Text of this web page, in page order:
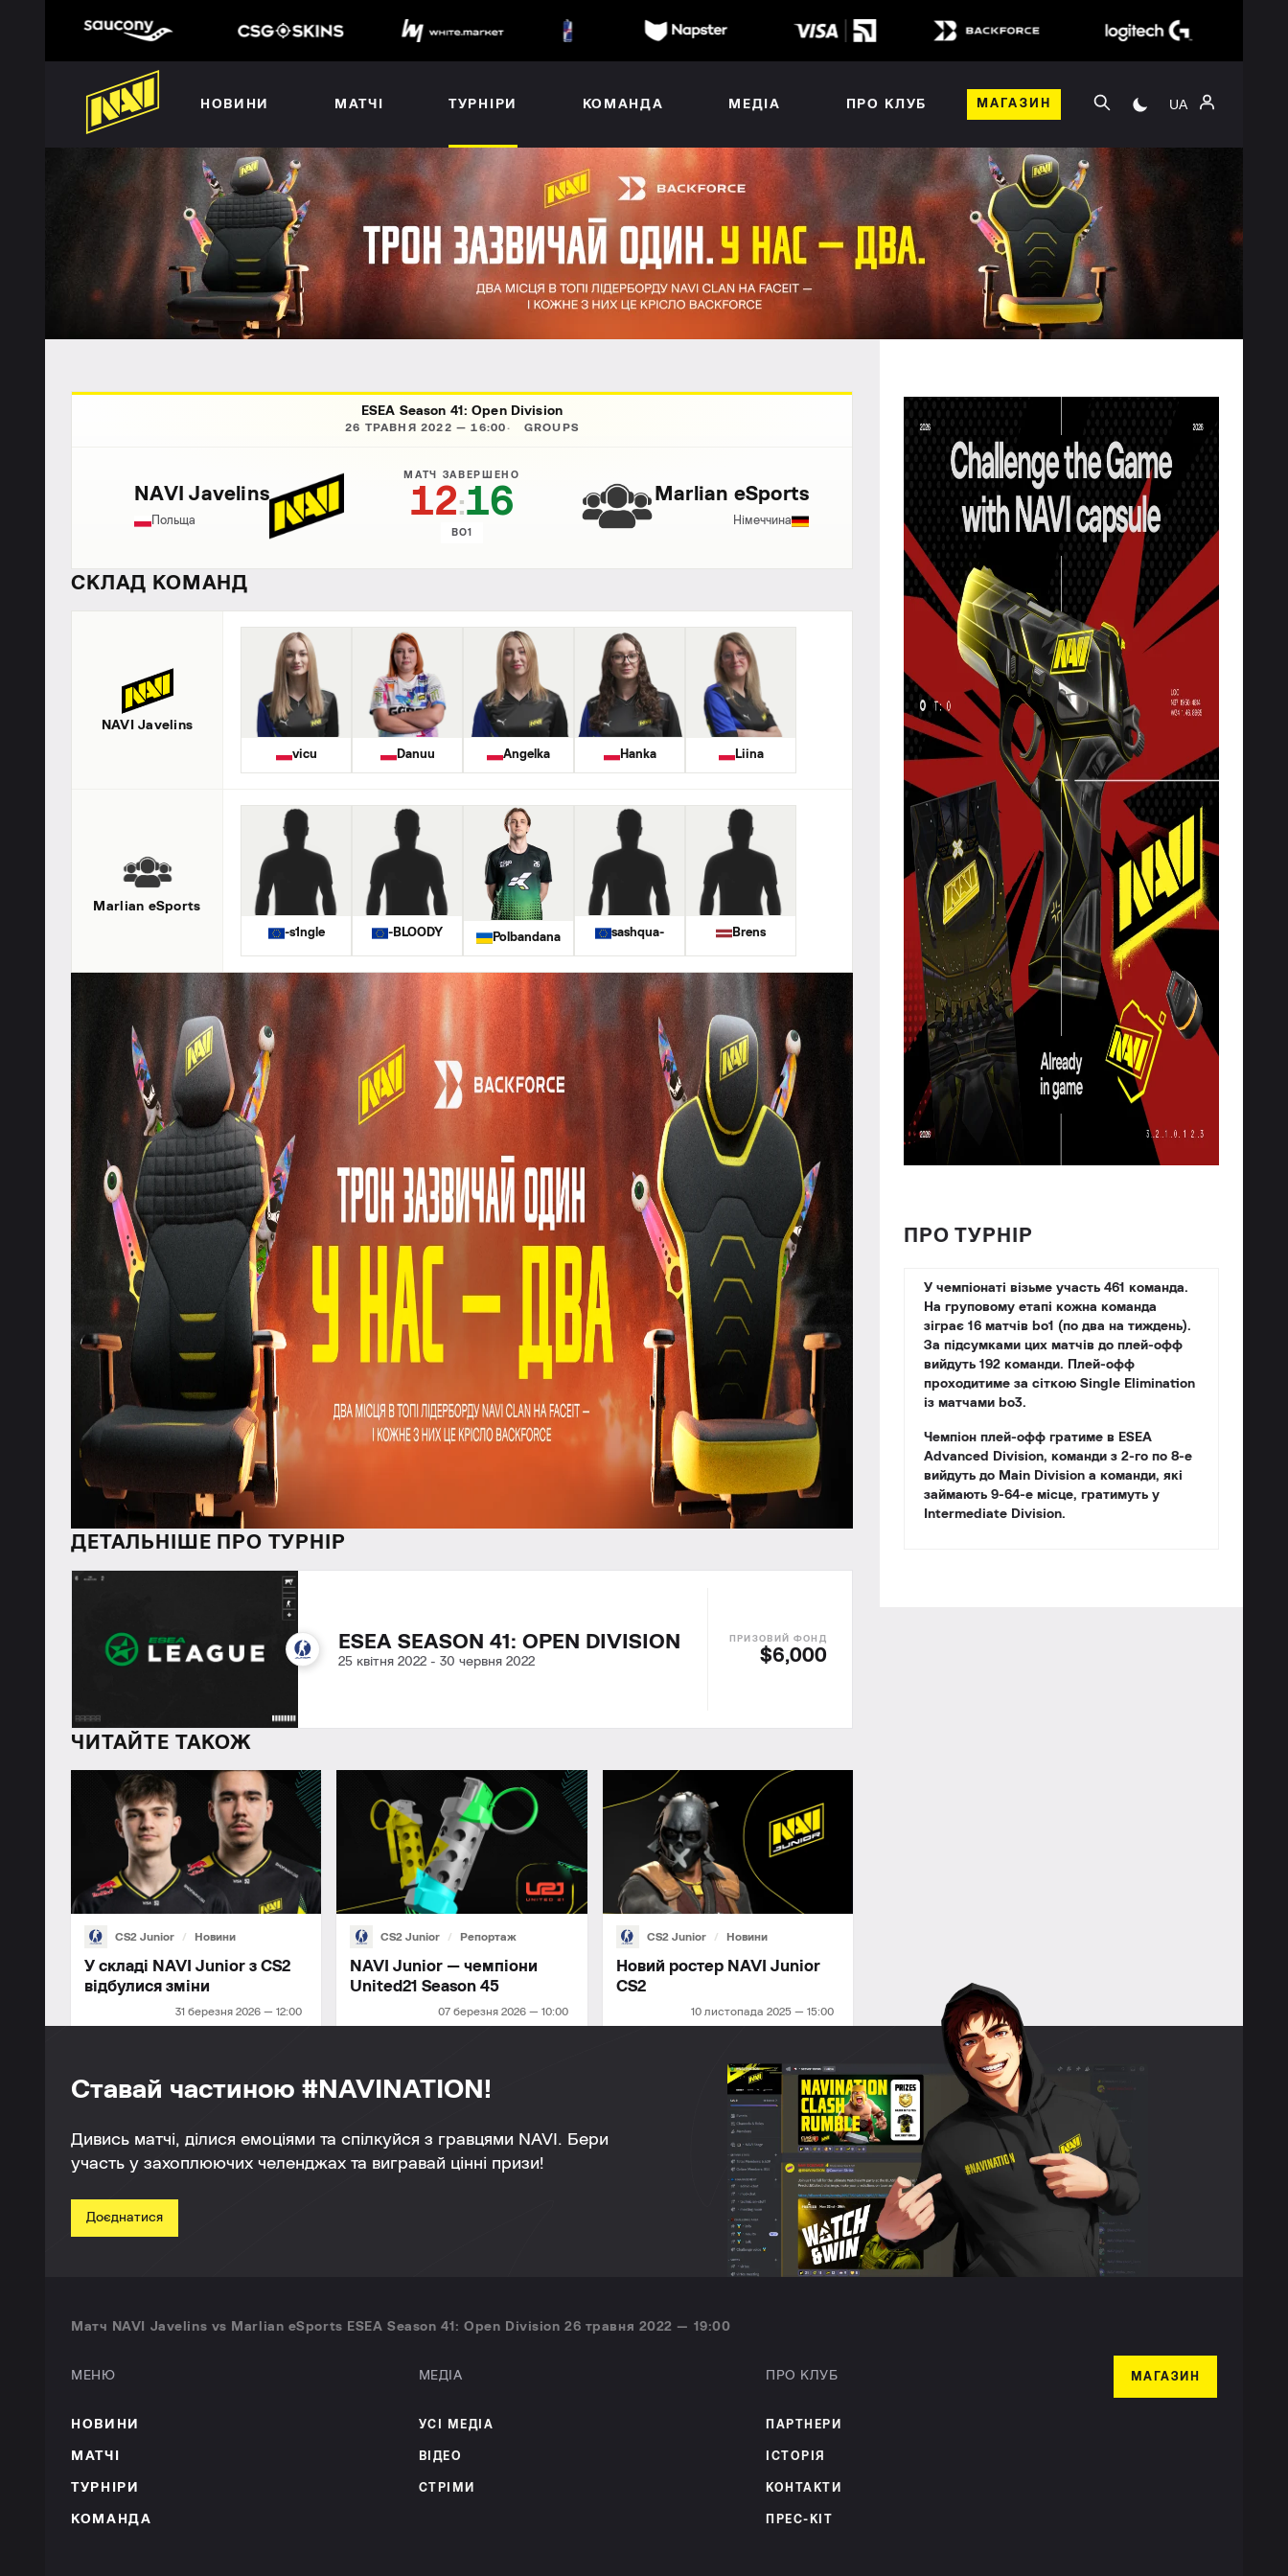
НОВИНИ МАТЧІ ТУРНІРИ КОМАНДА МЕДІА ПРО КЛУБ МАГАЗИН UA
ESEA Season 41: Open Division
26 ТРАВНЯ 2022 — 16:00 GROUPS
NAVI Javelins
Польща
МАТЧ ЗАВЕРШЕНО
12:16
BO1
Marlian eSports
Німеччина
СКЛАД КОМАНД
NAVI Javelins
vicu Danuu Angelka Hanka Liina
Marlian eSports
-s1ngle -BLOODY Polbandana sashqua- Brens
ДЕТАЛЬНІШЕ ПРО ТУРНІР
ESEA SEASON 41: OPEN DIVISION
25 квітня 2022 - 30 червня 2022 $6,000
ЧИТАЙТЕ ТАКОЖ
CS2 Junior Новини
31 березня 2026 — 12:00
У складі NAVI Junior з CS2
відбулися зміни
CS2 Junior Репортаж
07 березня 2026 — 10:00
NAVI Junior — чемпіони
United21 Season 45
CS2 Junior Новини
10 листопада 2025 — 15:00
Новий ростер NAVI Junior
СS2
ПРО ТУРНІР
У чемпіонаті візьме участь 461 команда.
На груповому етапі кожна команда
зіграє 16 матчів bo1 (по два на тиждень).
За підсумками цих матчів до плей-офф
вийдуть 192 команди. Плей-офф
проходитиме за сiткою Single Elimination
із матчами bo3.
Чемпіон плей-офф гратиме в ESEA
Advanced Division, команди з 2-го по 8-е
вийдуть до Main Division а команди, які
займають 9-64-е місце, гратимуть у
Intermediate Division.
Ставай частиною #NAVINATION!
Дивись матчі, ділися емоціями та спілкуйся з гравцями NAVI. Бери
участь у захоплюючих челенджах та вигравай цінні призи!
Доєднатися
Матч NAVI Javelins vs Marlian eSports ESEA Season 41: Open Division 26 травня 2022 — 19:00
МЕНЮ
НОВИНИ
МАТЧІ
ТУРНІРИ
КОМАНДА
МЕДІА
УСІ МЕДІА
ВІДЕО
СТРІМИ
ПРО КЛУБ
ПАРТНЕРИ
ІСТОРІЯ
КОНТАКТИ
ПРЕС-КІТ
МАГАЗИН